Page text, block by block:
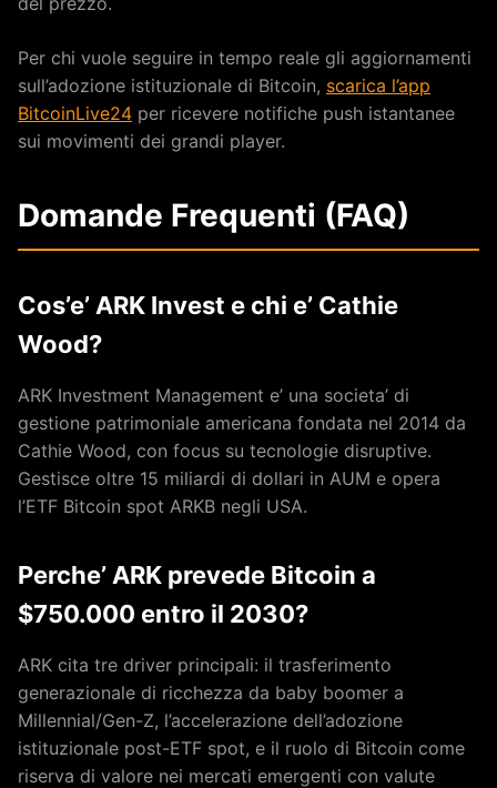
Per chi vuole seguire in tempo reale gli aggiornamenti
sull’adozione istituzionale di Bitcoin, scarica l’app
BitcoinLive24 per ricevere notifiche push istantanee
sui movimenti dei grandi player.
Domande Frequenti (FAQ)
Cos’e’ ARK Invest e chi e’ Cathie
Wood?
ARK Investment Management e’ una societa’ di
gestione patrimoniale americana fondata nel 2014 da
Cathie Wood, con focus su tecnologie disruptive.
Gestisce oltre 15 miliardi di dollari in AUM e opera
l’ETF Bitcoin spot ARKB negli USA.
Perche’ ARK prevede Bitcoin a
$750.000 entro il 2030?
ARK cita tre driver principali: il trasferimento
generazionale di ricchezza da baby boomer a
Millennial/Gen-Z, l’accelerazione dell’adozione
istituzionale post-ETF spot, e il ruolo di Bitcoin come
riserva di valore nei mercati emergenti con valute